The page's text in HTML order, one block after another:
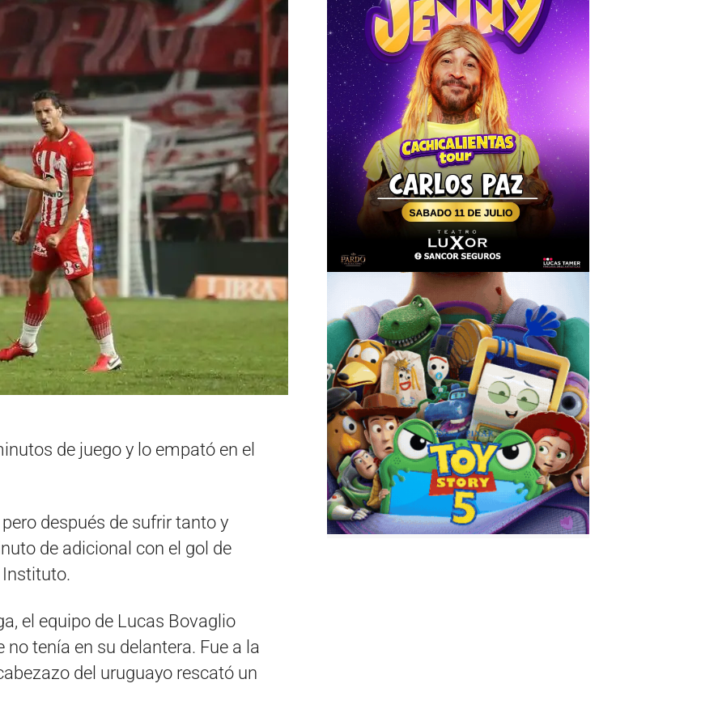
de juego y lo empató en el
después de sufrir tanto y
de adicional con el gol de
Instituto.
el equipo de Lucas Bovaglio
tenía en su delantera. Fue a la
del uruguayo rescató un